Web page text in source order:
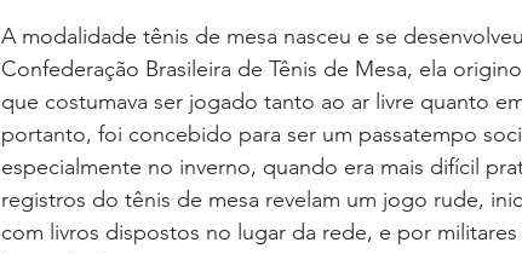
A modalidade tênis de mesa nasceu e se
Confederação Brasileira de Tênis de Mesa, ela
que costumava ser jogado tanto ao ar livre quanto
portanto, foi concebido para ser um passatempo
especialmente no inverno, quando era mais difícil
registros do tênis de mesa revelam um jogo rude,
com livros dispostos no lugar da rede, e por